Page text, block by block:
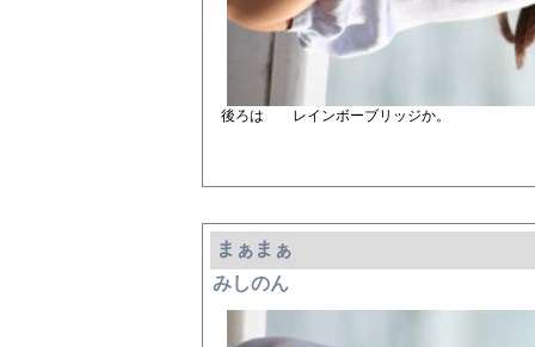
後ろは レインボーブリッジか。
まぁまぁ
みしのん